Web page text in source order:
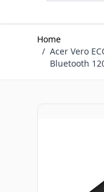
Home
/ Acer Vero
Bluetooth